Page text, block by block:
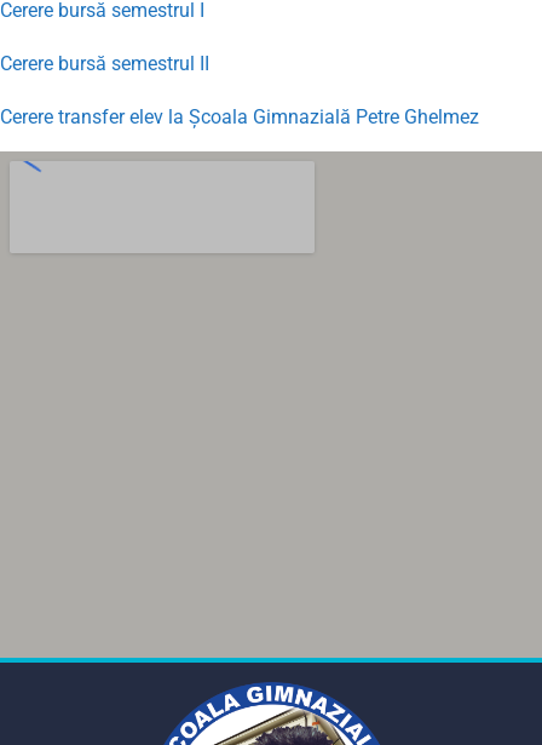
Cerere bursă semestrul I
Cerere bursă semestrul II
Cerere transfer elev la Şcoala Gimnazială Petre Ghelmez